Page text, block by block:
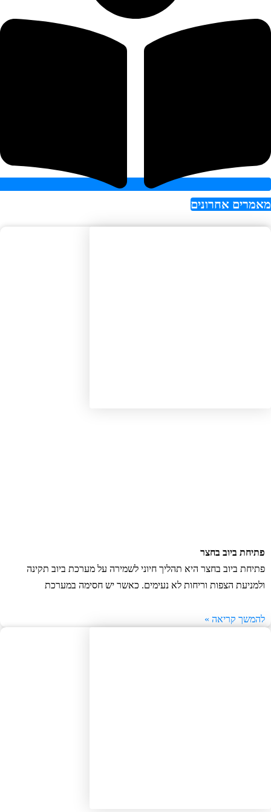
אחרונים
ביוב בחצר
ביוב בחצר היא תהליך חיוני לשמירה על מערכת ביוב תקינה
הצפות וריחות לא נעימים. כאשר יש חסימה במערכת
קריאה »